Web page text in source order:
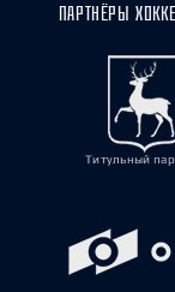
ПАРТНЁРЫ
Титульный